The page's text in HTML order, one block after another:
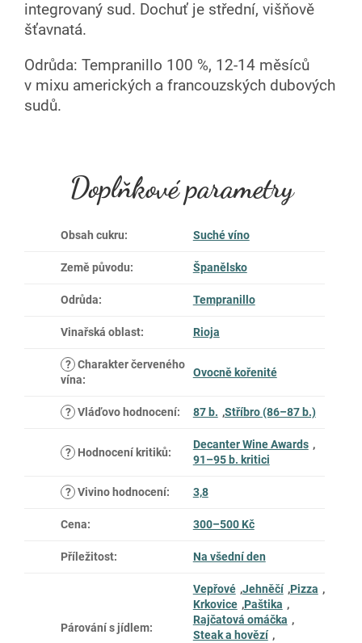
integrovaný sud. Dochuť je střední, višňově
šťavnatá.
Odrůda: Tempranillo 100 %, 12-14 měsíců
v mixu amerických a francouzských dubových
sudů.
Doplňkové parametry
Obsah cukru: Suché víno
Země původu: Španělsko
Odrůda: Tempranillo
Vinařská oblast: Rioja
? Charakter červeného
vína:
Ovocně kořenité
? Vláďovo hodnocení: 87 b. ,Stříbro (86–87 b.)
? Hodnocení kritiků:
Decanter Wine Awards ,
91–95 b. kritici
? Vivino hodnocení: 3,8
Cena: 300–500 Kč
Příležitost: Na všední den
Párování s jídlem:
Vepřové ,Jehněčí ,Pizza ,
Krkovice ,Paštika ,
Rajčatová omáčka ,
Steak a hovězí ,